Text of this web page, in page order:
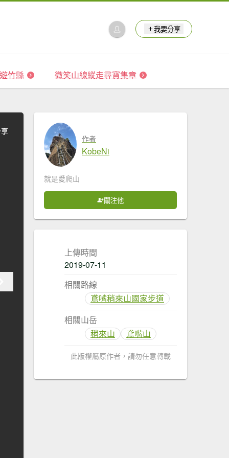
我要分享
竹縣 微笑山線縱走尋寶集章
作者
KobeNi
就是愛爬山
關注他
上傳時間
2019-07-11
相關路線
鳶嘴稍來山國家步道
相關山岳
稍來山
鳶嘴山
此版權屬原作者，請勿任意轉載